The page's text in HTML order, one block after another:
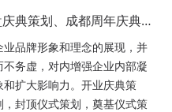
典策划、成都周年庆典
揭幕仪式策划、成都开
、成都封顶仪式策划、
式策划、成都挂牌仪式
颁奖典礼策划
品牌形象和理念的展现，并
务虚，对内增强企业内部凝
扩大影响力。开业庆典策
封顶仪式策划，奠基仪式策